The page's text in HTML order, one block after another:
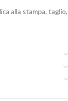
alla stampa, taglio,